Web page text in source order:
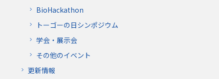
BioHackathon
トーゴーの日シンポジウム
学会・展示会
その他のイベント
更新情報